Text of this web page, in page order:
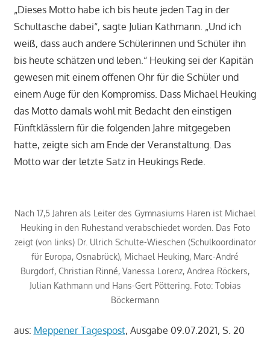
„Dieses Motto habe ich bis heute jeden Tag in der
Schultasche dabei“, sagte Julian Kathmann. „Und ich
weiß, dass auch andere Schülerinnen und Schüler ihn
bis heute schätzen und leben.“ Heuking sei der Kapitän
gewesen mit einem offenen Ohr für die Schüler und
einem Auge für den Kompromiss. Dass Michael Heuking
das Motto damals wohl mit Bedacht den einstigen
Fünftklässlern für die folgenden Jahre mitgegeben
hatte, zeigte sich am Ende der Veranstaltung. Das
Motto war der letzte Satz in Heukings Rede.
Nach 17,5 Jahren als Leiter des Gymnasiums Haren ist Michael
Heuking in den Ruhestand verabschiedet worden. Das Foto
zeigt (von links) Dr. Ulrich Schulte-Wieschen (Schulkoordinator
für Europa, Osnabrück), Michael Heuking, Marc-André
Burgdorf, Christian Rinné, Vanessa Lorenz, Andrea Röckers,
Julian Kathmann und Hans-Gert Pöttering. Foto: Tobias
Böckermann
aus: Meppener Tagespost, Ausgabe 09.07.2021, S. 20